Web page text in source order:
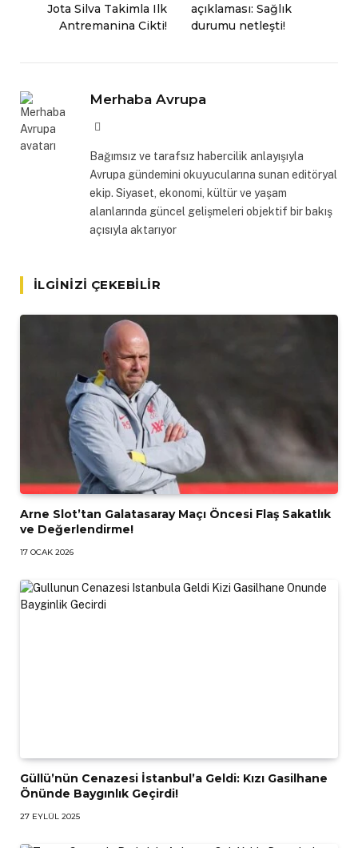
Jota Silva Takimla Ilk
Antremanina Cikti!
açıklaması: Sağlık
durumu netleşti!
Merhaba Avrupa
Bağımsız ve tarafsız habercilik anlayışıyla
Avrupa gündemini okuyucularına sunan editöryal
ekip. Siyaset, ekonomi, kültür ve yaşam
alanlarında güncel gelişmeleri objektif bir bakış
açısıyla aktarıyor
İLGINIZI ÇEKEBILIR
Arne Slot’tan Galatasaray Maçı Öncesi Flaş Sakatlık
ve Değerlendirme!
17 OCAK 2026
Güllü’nün Cenazesi İstanbul’a Geldi: Kızı Gasilhane
Önünde Baygınlık Geçirdi!
27 EYLÜL 2025